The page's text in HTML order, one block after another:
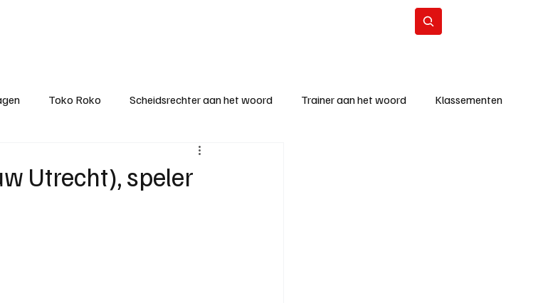
Toko Roko Scheidsrechter aan het woord Trainer aan het woord Klassementen
KM - Topscorer van het seizoen
Utrecht), speler